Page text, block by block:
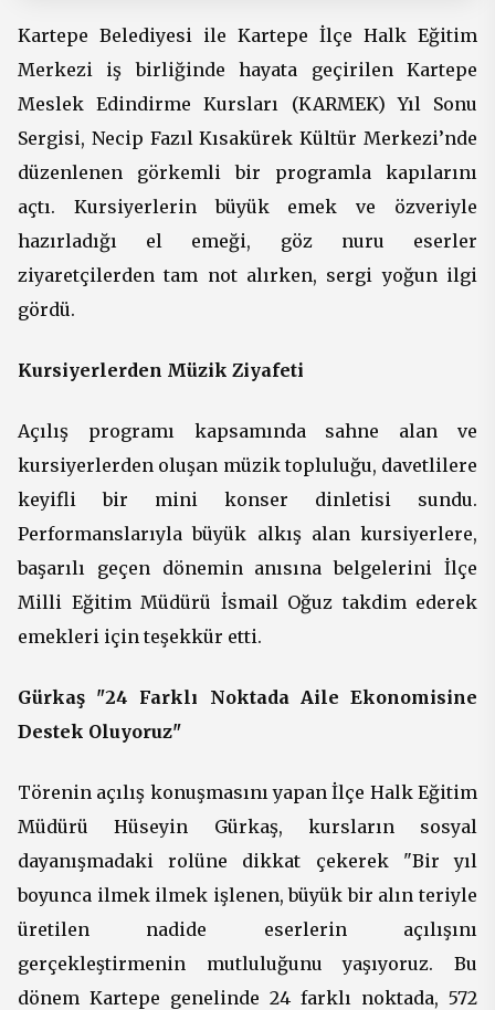
Kartepe Belediyesi ile Kartepe İlçe Halk Eğitim
Merkezi iş birliğinde hayata geçirilen Kartepe
Meslek Edindirme Kursları (KARMEK) Yıl Sonu
Sergisi, Necip Fazıl Kısakürek Kültür Merkezi’nde
düzenlenen görkemli bir programla kapılarını
açtı. Kursiyerlerin büyük emek ve özveriyle
hazırladığı el emeği, göz nuru eserler
ziyaretçilerden tam not alırken, sergi yoğun ilgi
gördü.
Kursiyerlerden Müzik Ziyafeti
Açılış programı kapsamında sahne alan ve
kursiyerlerden oluşan müzik topluluğu, davetlilere
keyifli bir mini konser dinletisi sundu.
Performanslarıyla büyük alkış alan kursiyerlere,
başarılı geçen dönemin anısına belgelerini İlçe
Milli Eğitim Müdürü İsmail Oğuz takdim ederek
emekleri için teşekkür etti.
Gürkaş "24 Farklı Noktada Aile Ekonomisine
Destek Oluyoruz"
Törenin açılış konuşmasını yapan İlçe Halk Eğitim
Müdürü Hüseyin Gürkaş, kursların sosyal
dayanışmadaki rolüne dikkat çekerek "Bir yıl
boyunca ilmek ilmek işlenen, büyük bir alın teriyle
üretilen nadide eserlerin açılışını
gerçekleştirmenin mutluluğunu yaşıyoruz. Bu
dönem Kartepe genelinde 24 farklı noktada, 572